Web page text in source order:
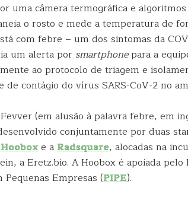
uma câmera termográfica e
o rosto e mede a temperatura de
com febre – um dos sintomas da
um alerta por smartphonepara a
ao protocolo de triagem e
de contágio do vírus SARS-CoV-2 no
(em alusão à palavra febre, em
conjuntamente por duas
Hooboxe aRadsquare, alocadas na
a Eretz.bio. A Hoobox é apoiada pelo
Pequenas Empresas (PIPE).